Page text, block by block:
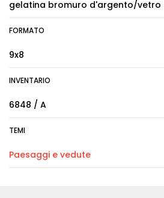
gelatina bromuro d'argento/vetro
FORMATO
9x8
INVENTARIO
6848 / A
TEMI
Paesaggi e vedute